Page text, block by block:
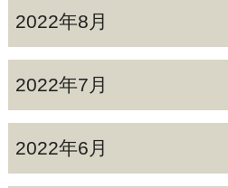
2022年8月
2022年7月
2022年6月